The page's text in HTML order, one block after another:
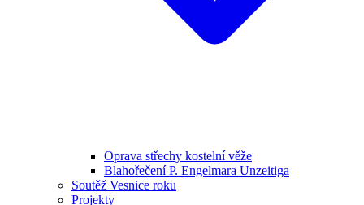
Oprava střechy kostelní věže
Blahořečení P. Engelmara Unzeitiga
Soutěž Vesnice roku
Projekty